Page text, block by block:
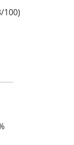
100)